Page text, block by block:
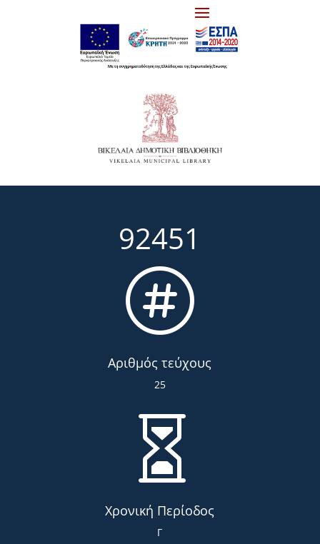
92451

Αριθμός τεύχους
25

Χρονική Περίοδος
Γ